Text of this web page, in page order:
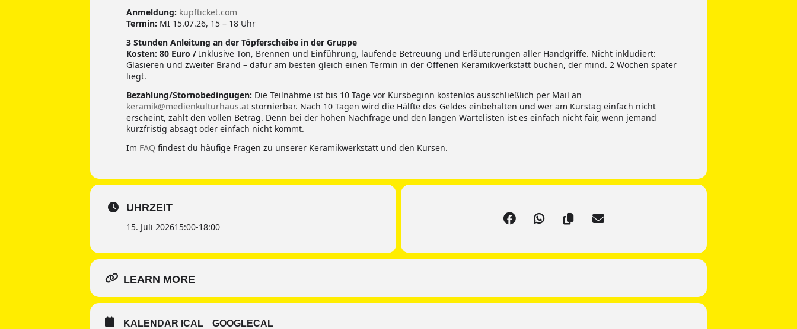
Anmeldung: kupfticket.com
Termin: MI 15.07.26, 15 – 18 Uhr
3 Stunden Anleitung an der Töpferscheibe in der Gruppe
Kosten: 80 Euro / Inklusive Ton, Brennen und Einführung, laufende Betreuung und Erläuterungen aller Handgriffe. Nicht inkludiert:
Glasieren und zweiter Brand – dafür am besten gleich einen Termin in der Offenen Keramikwerkstatt buchen, der mind. 2 Wochen später
liegt.
Bezahlung/Stornobedingugen: Die Teilnahme ist bis 10 Tage vor Kursbeginn kostenlos ausschließlich per Mail an
keramik@medienkulturhaus.at stornierbar. Nach 10 Tagen wird die Hälfte des Geldes einbehalten und wer am Kurstag einfach nicht
erscheint, zahlt den vollen Betrag. Denn bei der hohen Nachfrage und den langen Wartelisten ist es einfach nicht fair, wenn jemand
kurzfristig absagt oder einfach nicht kommt.
Im FAQ findest du häufige Fragen zu unserer Keramikwerkstatt und den Kursen.
UHRZEIT
15. Juli 202615:00-18:00
LEARN MORE
KALENDAR ICAL GOOGLECAL